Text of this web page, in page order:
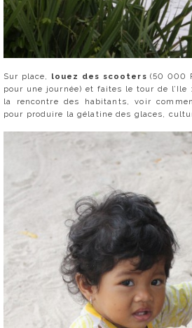
Sur place, louez des scooters(50 000
pour une journée) et faites le tour de
la rencontre des habitants, voir
pour produire la gélatine des glaces,